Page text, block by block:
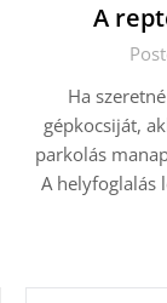
A
Ha
gépkocsiját,
parkolás
A helyfoglalás